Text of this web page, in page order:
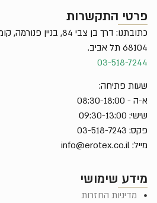
מידע שימושי
מדיניות החזרות
פרטי התקשרות
68104 תל אביב.
03-518-7244
שעות פתיחה:
א-ה - 08:30-18:00
שישי: 09:30-13:00
פקס: 03-518-7243
מייל: info@erotex.co.il